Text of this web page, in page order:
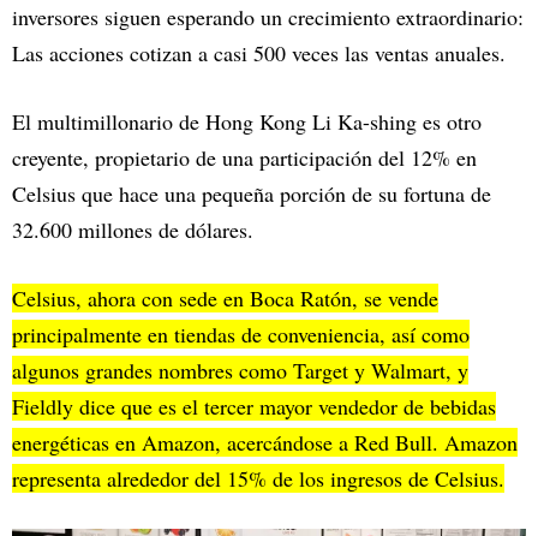
inversores siguen esperando un crecimiento extraordinario:
Las acciones cotizan a casi 500 veces las ventas anuales.
El multimillonario de Hong Kong Li Ka-shing es otro
creyente, propietario de una participación del 12% en
Celsius que hace una pequeña porción de su fortuna de
32.600 millones de dólares.
Celsius, ahora con sede en Boca Ratón, se vende
principalmente en tiendas de conveniencia, así como
algunos grandes nombres como Target y Walmart, y
Fieldly dice que es el tercer mayor vendedor de bebidas
energéticas en Amazon, acercándose a Red Bull. Amazon
representa alrededor del 15% de los ingresos de Celsius.